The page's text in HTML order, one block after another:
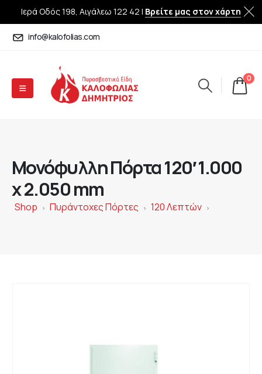
Ιερά Οδός 198, Αιγάλεω 122 42 | Βρείτε μας στον χάρτη
info@kalofolias.com
0
Μονόφυλλη Πόρτα 120′ 1.000
x 2.050 mm
Shop > Πυράντοχες Πόρτες > 120 Λεπτών >